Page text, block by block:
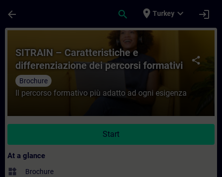
arrow_back search place Turkey expand_more login
Course - SITRAIN – Caratteristiche e
share
SITRAIN – Caratteristiche e
differenziazione dei percorsi formativi
Brochure
Il percorso formativo più adatto ad ogni esigenza
Start
At a glance
widgets Brochure